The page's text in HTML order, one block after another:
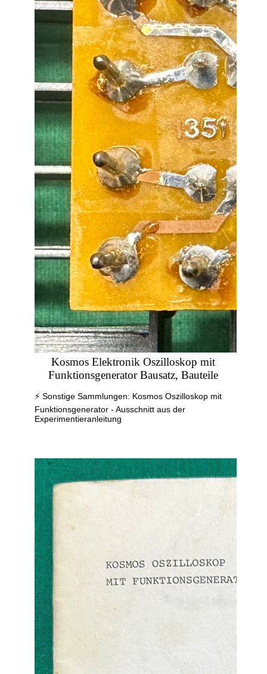
Kosmos Elektronik Oszilloskop mit
Funktionsgenerator Bausatz, Bauteile
⚡ Sonstige Sammlungen: Kosmos Oszilloskop mit
Funktionsgenerator - Ausschnitt aus der
Experimentieranleitung